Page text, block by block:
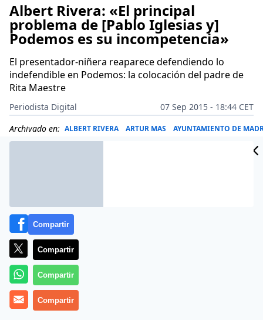
Albert Rivera: «El principal
problema de [Pablo Iglesias y]
Podemos es su incompetencia»
El presentador-niñera reaparece defendiendo lo
indefendible en Podemos: la colocación del padre de
Rita Maestre
Periodista Digital
07 Sep 2015 - 18:44 CET
Archivado en: ALBERT RIVERA ARTUR MAS AYUNTAMIENTO DE
Compartir
Compartir
Compartir
Compartir